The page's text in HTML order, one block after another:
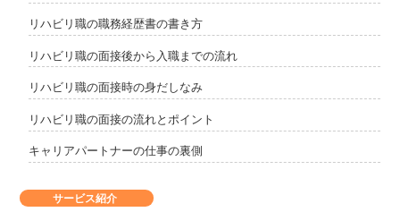
サービス紹介
リハビリ職の職務経歴書の書き方
リハビリ職の面接後から入職までの流れ
リハビリ職の面接時の身だしなみ
リハビリ職の面接の流れとポイント
キャリアパートナーの仕事の裏側